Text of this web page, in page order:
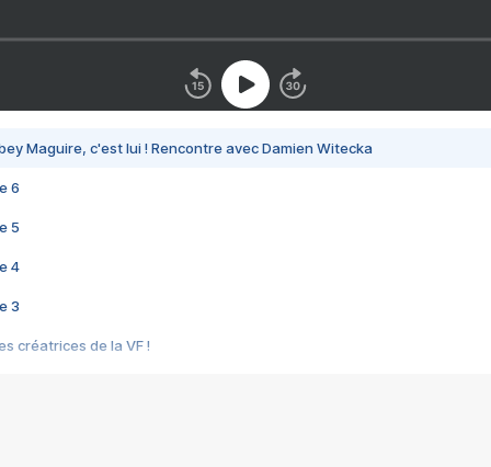
Maguire, c'est lui ! Rencontre avec Damien Witecka
6
5
4
3
créatrices de la VF !